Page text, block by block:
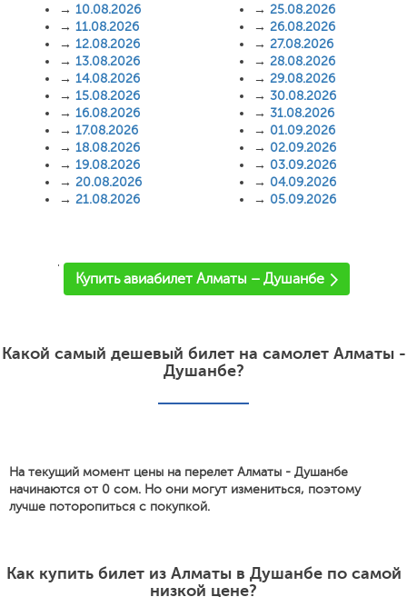
→ 10.08.2026
→ 11.08.2026
→ 12.08.2026
→ 13.08.2026
→ 14.08.2026
→ 15.08.2026
→ 16.08.2026
→ 17.08.2026
→ 18.08.2026
→ 19.08.2026
→ 20.08.2026
→ 21.08.2026
→ 25.08.2026
→ 26.08.2026
→ 27.08.2026
→ 28.08.2026
→ 29.08.2026
→ 30.08.2026
→ 31.08.2026
→ 01.09.2026
→ 02.09.2026
→ 03.09.2026
→ 04.09.2026
→ 05.09.2026
'
Купить авиабилет Алматы – Душанбе
Какой самый дешевый билет на самолет Алматы -
Душанбе?
На текущий момент цены на перелет Алматы - Душанбе
начинаются от 0 сом. Но они могут измениться, поэтому
лучше поторопиться с покупкой.
Как купить билет из Алматы в Душанбе по самой
низкой цене?